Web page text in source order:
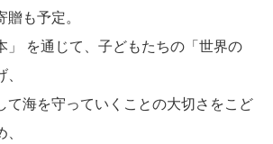
贈も予定。
」 を通じて、子どもたちの「世界の
て海を守っていくことの大切さをこど